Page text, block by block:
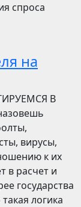
спроса
на
В
вирусы,
к их
в расчет и
государства
логика